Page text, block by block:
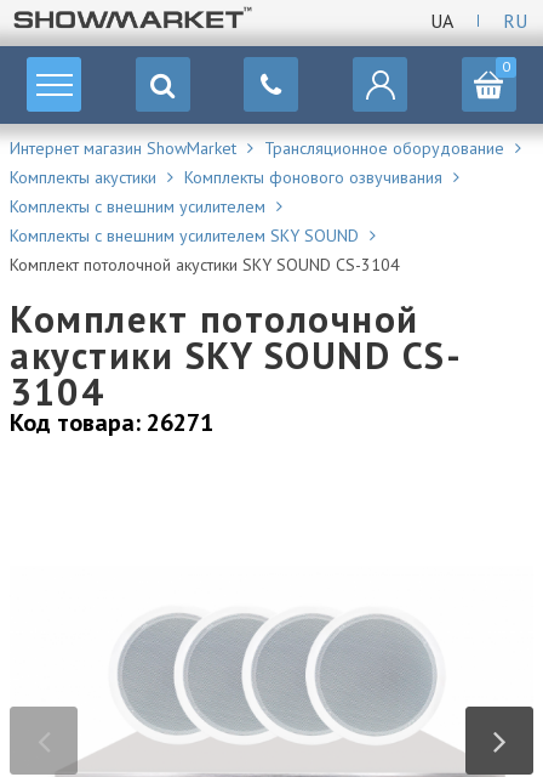
UA RU
0
Интернет магазин ShowMarket
Трансляционное оборудование
Комплекты акустики
Комплекты фонового озвучивания
Комплекты с внешним усилителем
Комплекты с внешним усилителем SKY SOUND
Комплект потолочной акустики SKY SOUND CS-3104
Комплект потолочной
акустики SKY SOUND CS-
3104
Код товара: 26271